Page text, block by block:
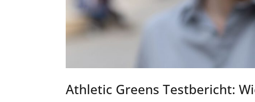
Athletic Greens Testbericht: